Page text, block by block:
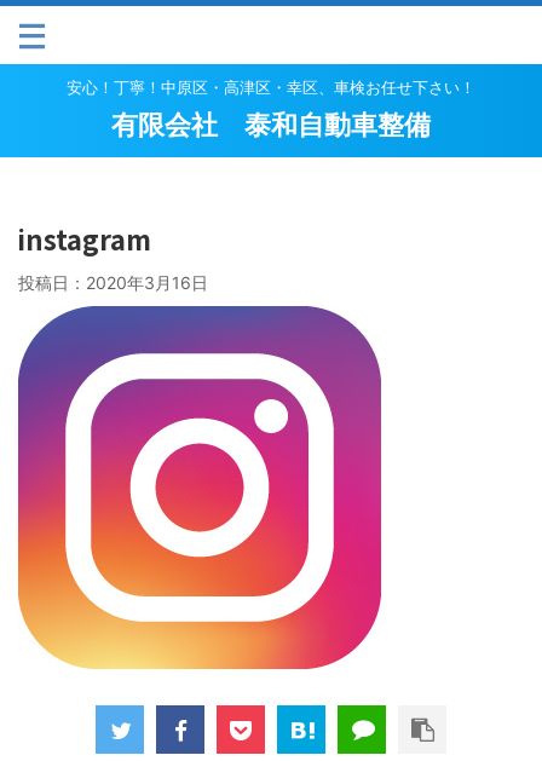
安心！丁寧！中原区・高津区・幸区、車検お任せ下さい！
有限会社 泰和自動車整備
instagram
投稿日： 2020年3月16日